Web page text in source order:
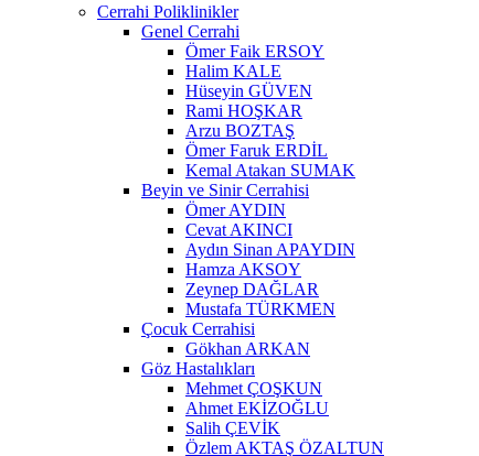
Cerrahi Poliklinikler
Genel Cerrahi
Ömer Faik ERSOY
Halim KALE
Hüseyin GÜVEN
Rami HOŞKAR
Arzu BOZTAŞ
Ömer Faruk ERDİL
Kemal Atakan SUMAK
Beyin ve Sinir Cerrahisi
Ömer AYDIN
Cevat AKINCI
Aydın Sinan APAYDIN
Hamza AKSOY
Zeynep DAĞLAR
Mustafa TÜRKMEN
Çocuk Cerrahisi
Gökhan ARKAN
Göz Hastalıkları
Mehmet ÇOŞKUN
Ahmet EKİZOĞLU
Salih ÇEVİK
Özlem AKTAŞ ÖZALTUN